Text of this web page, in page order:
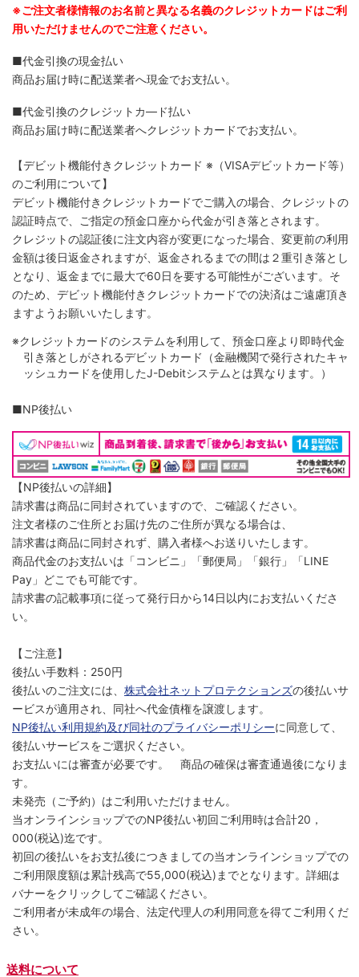
※ご注文者様情報のお名前と異なる名義のクレジットカードはご利
用いただけませんのでご注意ください。
■代金引換の現金払い
商品お届け時に配送業者へ現金でお支払い。
■代金引換のクレジットカ―ド払い
商品お届け時に配送業者へクレジットカードでお支払い。
【デビット機能付きクレジットカード ※（VISAデビットカード等）
のご利用について】
デビット機能付きクレジットカードでご購入の場合、クレジットの
認証時点で、ご指定の預金口座から代金が引き落とされます。
クレジットの認証後に注文内容が変更になった場合、変更前の利用
金額は後日返金されますが、返金されるまでの間は２重引き落とし
となり、返金までに最大で60日を要する可能性がございます。そ
のため、デビット機能付きクレジットカードでの決済はご遠慮頂き
ますようお願いいたします。
※クレジットカードのシステムを利用して、預金口座より即時代金
引き落としがされるデビットカード（金融機関で発行されたキャ
ッシュカードを使用したJ-Debitシステムとは異なります。）
■NP後払い
【NP後払いの詳細】
請求書は商品に同封されていますので、ご確認ください。
注文者様のご住所とお届け先のご住所が異なる場合は、
請求書は商品に同封されず、購入者様へお送りいたします。
商品代金のお支払いは「コンビニ」「郵便局」「銀行」「LINE
Pay」どこでも可能です。
請求書の記載事項に従って発行日から14日以内にお支払いくださ
い。
【ご注意】
後払い手数料：250円
後払いのご注文には、 株式会社ネットプロテクションズの後払いサ
ービスが適用され、同社へ代金債権を譲渡します。
NP後払い利用規約及び同社のプライバシーポリシーに同意して、
後払いサービスをご選択ください。
お支払いには審査が必要です。 商品の確保は審査通過後になりま
す。
未発売（ご予約）はご利用いただけません。
当オンラインショップでのNP後払い初回ご利用時は合計20，
000(税込)迄です。
初回の後払いをお支払後につきましての当オンラインショップでの
ご利用限度額は累計残高で55,000(税込)までとなります。詳細は
バナーをクリックしてご確認ください。
ご利用者が未成年の場合、法定代理人の利用同意を得てご利用くだ
さい。
送料について